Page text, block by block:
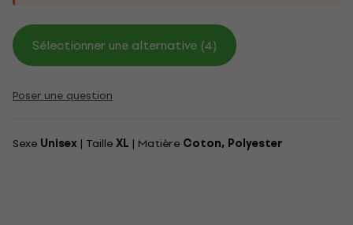
Sélectionner une alternative (4)
Poser une question
Sexe Unisex | TailleXL | Matière Coton, Polyester